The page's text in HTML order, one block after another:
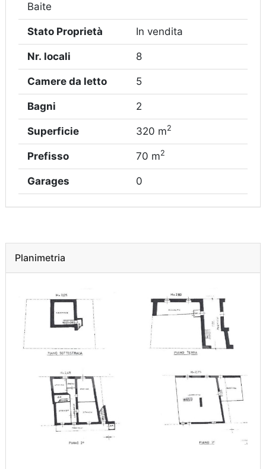
Baite
Stato Proprietà In vendita
Nr. locali 8
Camere da letto 5
Bagni 2
Superficie 320 m2
Prefisso 70 m2
Garages 0
Planimetria